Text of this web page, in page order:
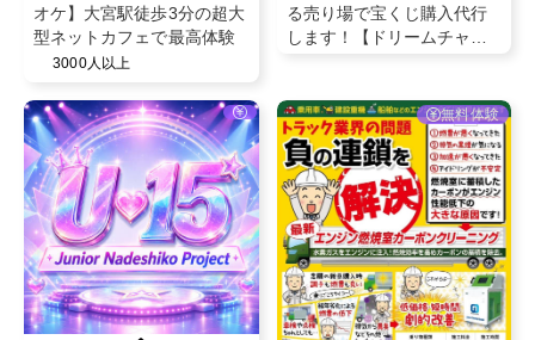
オケ】大宮駅徒歩3分の超大
型ネットカフェで最高体験
3000人以上
る売り場で宝くじ購入代行
します！【ドリームチャン
無料体験